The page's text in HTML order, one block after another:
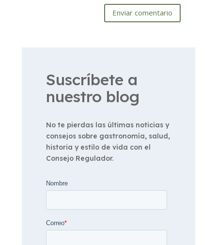
Enviar comentario
Suscríbete a
nuestro blog
No te pierdas las últimas noticias y
consejos sobre gastronomía, salud,
historia y estilo de vida con el
Consejo Regulador.